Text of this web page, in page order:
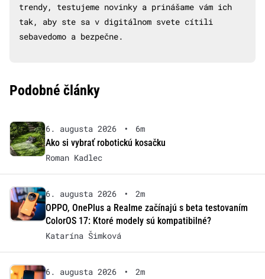
trendy, testujeme novinky a prinášame vám ich
tak, aby ste sa v digitálnom svete cítili
sebavedomo a bezpečne.
Podobné články
6. augusta 2026 •
6m
Ako si vybrať robotickú kosačku
Roman Kadlec
6. augusta 2026 •
2m
OPPO, OnePlus a Realme začínajú s beta testovaním
ColorOS 17: Ktoré modely sú kompatibilné?
Katarína Šimková
6. augusta 2026 •
2m